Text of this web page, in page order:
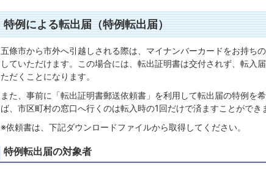
特例による転出届（特例転出届）
五條市から市外へ引越しされる際は、マイナンバーカードをお持ち
していただけます。この場合には、転出証明書は交付されず、転入
ただくことになります。
また、事前に「転出証明書郵送依頼書」を利用して転出届の特例を
ば、市区町村の窓口へ行くのは転入時の1回だけで済ますことができ
※依頼書は、下記ダウンロードファイルから取得してください。
特例転出届の対象者